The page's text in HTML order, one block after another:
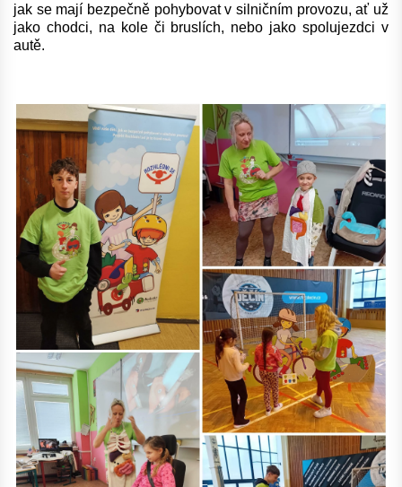
jak se mají bezpečně pohybovat v silničním provozu, ať už
jako chodci, na kole či bruslích, nebo jako spolujezdci v
autě.